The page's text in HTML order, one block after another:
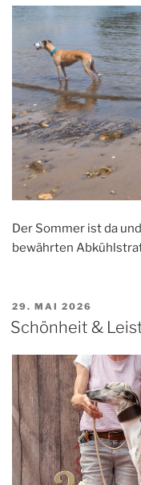
Der Sommer ist da
bewährten
VERÖFFENTLICHT
AM
29. MAI 2026
Schönheit &